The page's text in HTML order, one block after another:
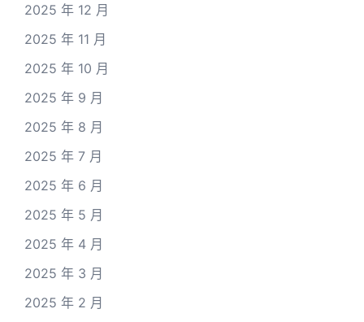
2025 年 12 月
2025 年 11 月
2025 年 10 月
2025 年 9 月
2025 年 8 月
2025 年 7 月
2025 年 6 月
2025 年 5 月
2025 年 4 月
2025 年 3 月
2025 年 2 月